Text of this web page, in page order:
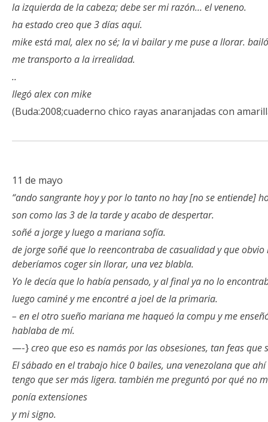
la izquierda de la cabeza; debe ser mi razón… el veneno.
ha estado creo que 3 días aquí.
mike está mal, alex no sé; la vi bailar y me puse a llorar.
me transporto a la irrealidad.
..
llegó alex con mike
(Buda:2008;cuaderno chico rayas anaranjadas con
11 de mayo
“ando sangrante hoy y por lo tanto no hay [no se entiende]
son como las 3 de la tarde y acabo de despertar.
soñé a jorge y luego a mariana sofía.
de jorge soñé que lo reencontraba de casualidad y que
deberíamos coger sin llorar, una vez blabla.
Yo le decía que lo había pensado, y al final ya no lo
luego caminé y me encontré a joel de la primaria.
– en el otro sueño mariana me haqueó la compu y me
hablaba de mí.
—-}creo que eso es namás por las obsesiones, tan feas que
El sábado en el trabajo hice 0 bailes, una venezolana que
tengo que ser más ligera. también me preguntó por qué no
ponía extensiones
y mi signo.